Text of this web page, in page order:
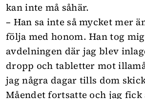
kan inte må såhär.
– Han sa inte så mycket mer
följa med honom. Han tog
avdelningen där jag blev
dropp och tabletter mot
jag några dagar tills dom
Måendet fortsatte och jag fick